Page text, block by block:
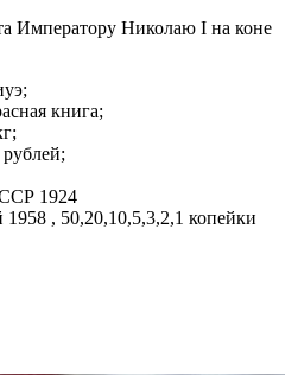
Императору Николаю I на коне
книга;
1924
, 50,20,10,5,3,2,1 копейки